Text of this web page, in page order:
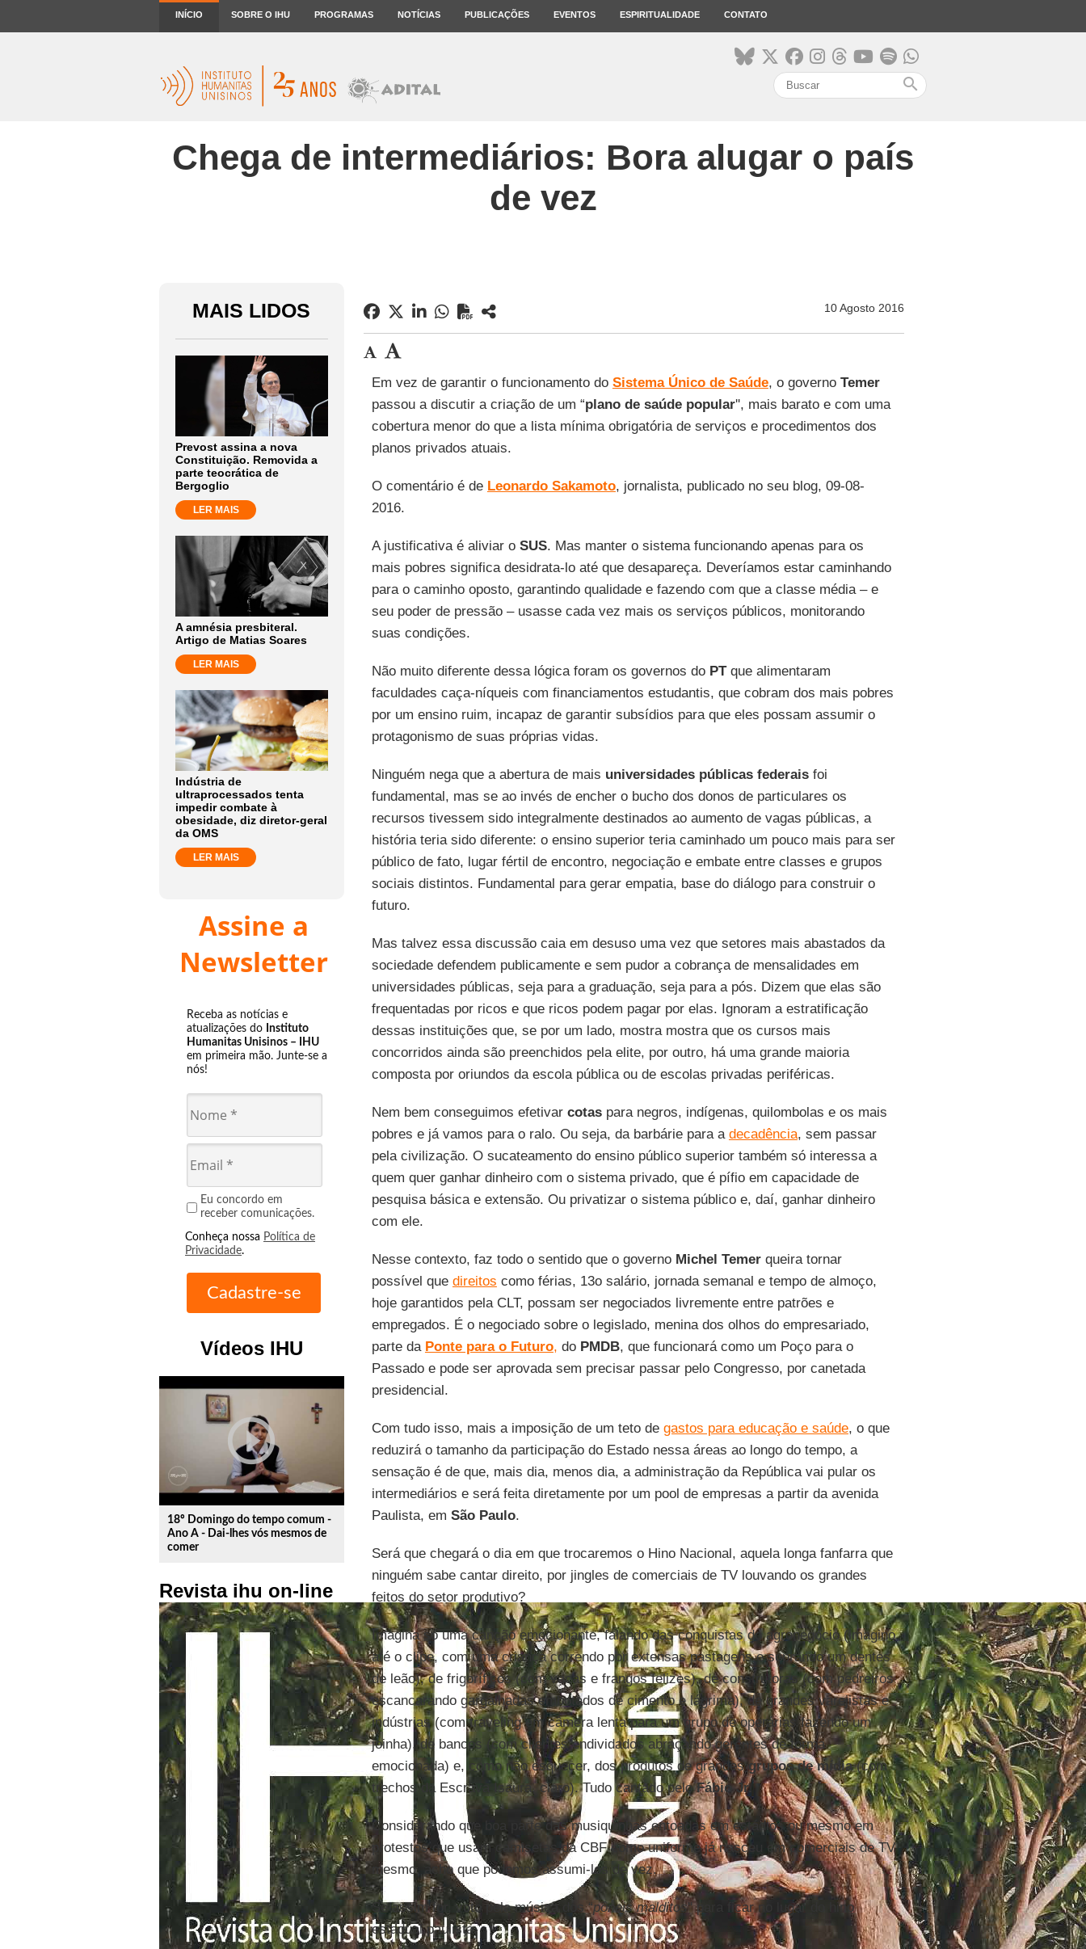
INÍCIO SOBRE O IHU PROGRAMAS NOTÍCIAS PUBLICAÇÕES EVENTOS ESPIRITUALIDADE CONTATO
search
Chega de intermediários: Bora alugar o país
de vez
MAIS LIDOS
Prevost assina a nova
Constituição. Removida a
parte teocrática de
Bergoglio
LER MAIS
A amnésia presbiteral.
Artigo de Matias Soares
LER MAIS
Indústria de
ultraprocessados tenta
impedir combate à
obesidade, diz diretor-geral
da OMS
LER MAIS
Assine a
Newsletter
Receba as notícias e
atualizações do Instituto
Humanitas Unisinos – IHU
em primeira mão. Junte-se a
nós!
Eu concordo em
receber comunicações.
Conheça nossa Política de
Privacidade.
Vídeos IHU
play_circle_outline
18º Domingo do tempo comum -
Ano A - Dai-lhes vós mesmos de
comer
Revista ihu on-line
10 Agosto 2016
Em vez de garantir o funcionamento do Sistema Único de Saúde, o governo Temer
passou a discutir a criação de um “plano de saúde popular'', mais barato e com uma
cobertura menor do que a lista mínima obrigatória de serviços e procedimentos dos
planos privados atuais.
O comentário é de Leonardo Sakamoto, jornalista, publicado no seu blog, 09-08-
2016.
A justificativa é aliviar o SUS. Mas manter o sistema funcionando apenas para os
mais pobres significa desidrata-lo até que desapareça. Deveríamos estar caminhando
para o caminho oposto, garantindo qualidade e fazendo com que a classe média – e
seu poder de pressão – usasse cada vez mais os serviços públicos, monitorando
suas condições.
Não muito diferente dessa lógica foram os governos do PTque alimentaram
faculdades caça-níqueis com financiamentos estudantis, que cobram dos mais pobres
por um ensino ruim, incapaz de garantir subsídios para que eles possam assumir o
protagonismo de suas próprias vidas.
Ninguém nega que a abertura de mais universidades públicas federaisfoi
fundamental, mas se ao invés de encher o bucho dos donos de particulares os
recursos tivessem sido integralmente destinados ao aumento de vagas públicas, a
história teria sido diferente: o ensino superior teria caminhado um pouco mais para ser
público de fato, lugar fértil de encontro, negociação e embate entre classes e grupos
sociais distintos. Fundamental para gerar empatia, base do diálogo para construir o
futuro.
Mas talvez essa discussão caia em desuso uma vez que setores mais abastados da
sociedade defendem publicamente e sem pudor a cobrança de mensalidades em
universidades públicas, seja para a graduação, seja para a pós. Dizem que elas são
frequentadas por ricos e que ricos podem pagar por elas. Ignoram a estratificação
dessas instituições que, se por um lado, mostra mostra que os cursos mais
concorridos ainda são preenchidos pela elite, por outro, há uma grande maioria
composta por oriundos da escola pública ou de escolas privadas periféricas.
Nem bem conseguimos efetivar cotaspara negros, indígenas, quilombolas e os mais
pobres e já vamos para o ralo. Ou seja, da barbárie para a decadência, sem passar
pela civilização. O sucateamento do ensino público superior também só interessa a
quem quer ganhar dinheiro com o sistema privado, que é pífio em capacidade de
pesquisa básica e extensão. Ou privatizar o sistema público e, daí, ganhar dinheiro
com ele.
Nesse contexto, faz todo o sentido que o governo Michel Temerqueira tornar
possível que direitos como férias, 13o salário, jornada semanal e tempo de almoço,
hoje garantidos pela CLT, possam ser negociados livremente entre patrões e
empregados. É o negociado sobre o legislado, menina dos olhos do empresariado,
parte da Ponte para o Futuro, do PMDB, que funcionará como um Poço para o
Passado e pode ser aprovada sem precisar passar pelo Congresso, por canetada
presidencial.
Com tudo isso, mais a imposição de um teto de gastos para educação e saúde, o que
reduzirá o tamanho da participação do Estado nessa áreas ao longo do tempo, a
sensação é de que, mais dia, menos dia, a administração da República vai pular os
intermediários e será feita diretamente por um pool de empresas a partir da avenida
Paulista, em São Paulo.
Será que chegará o dia em que trocaremos o Hino Nacional, aquela longa fanfarra que
ninguém sabe cantar direito, por jingles de comerciais de TV louvando os grandes
feitos do setor produtivo?
Imagina só uma canção emocionante, falando das conquistas do agronegócio (imagino
até o clipe, com uma criança correndo por extensas pastagens e soprando um dentes
de leão), de frigoríficos (com vacas e frangos felizes), de construtoras (com pedreiros
escancarando gargalhadas embotados de cimento e lágrima), de grandes varejistas e
indústrias (com traveling em câmera lenta para um grupo de operárias fazendo um
joinha), de bancos (com clientes endividados abraçando gerentes de forma
emocionada) e, como não esquecer, dos produtos de grandesgrupos de mídia(com
trechos da Escrava Isaura, claro). Tudo cantado peloFábio Jr.
Considerando que boa parte das musiquinhas entoadas em estádios ou mesmo em
protestos que usam camisetas da CBF como uniforme já nasceu em comerciais de TV
mesmo, acho que podemos assumi-los de vez.
Se assim for, voto pela música dos “pôneis malditos'' para ficar no lugar do hino
estadual paulista.